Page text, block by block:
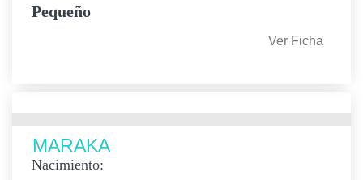
Pequeño
Ver Ficha
MARAKA
Nacimiento: